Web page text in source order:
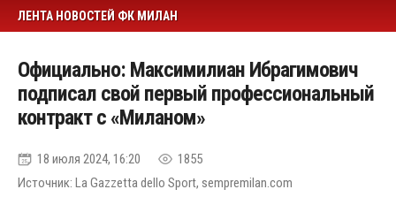
ЛЕНТА НОВОСТЕЙ ФК МИЛАН
Официально: Максимилиан Ибрагимович
подписал свой первый профессиональный
контракт с «Миланом»
18 июля 2024, 16:20
1855
Источник: La Gazzetta dello Sport, sempremilan.com